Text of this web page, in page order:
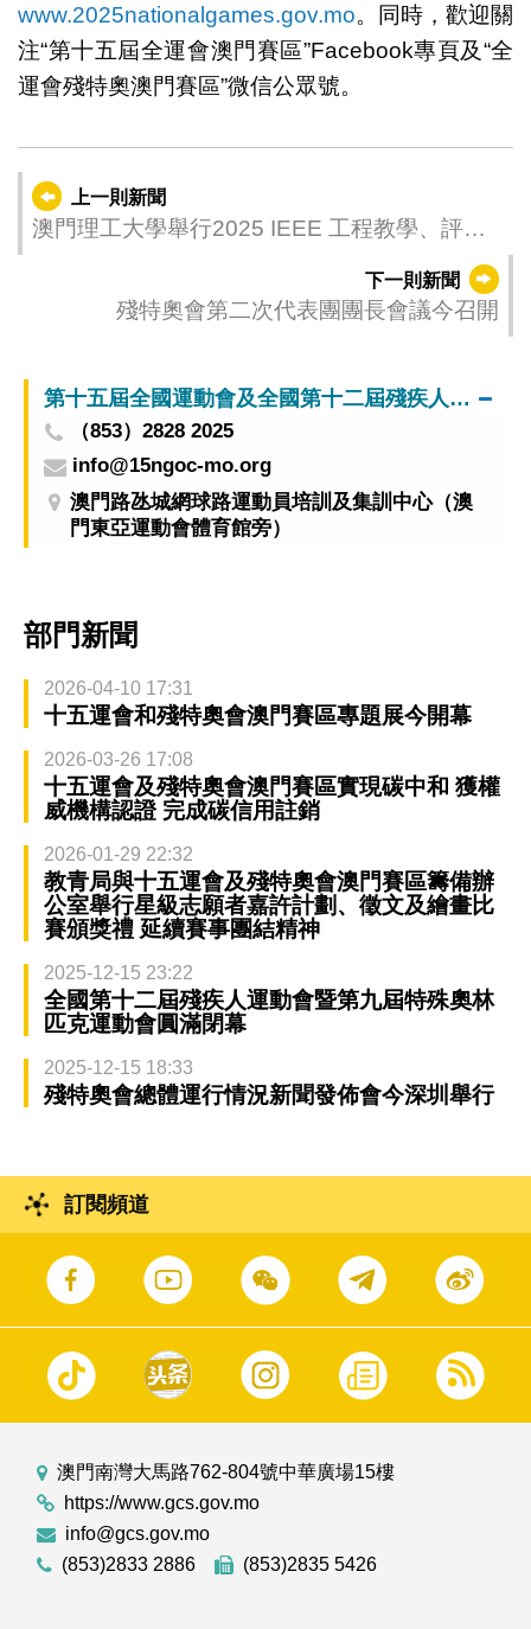
www.2025nationalgames.gov.mo。同時，歡迎關
注“第十五屆全運會澳門賽區”Facebook專頁及“全
運會殘特奧澳門賽區”微信公眾號。
上一則新聞
澳門理工大學舉行2025 IEEE 工程教學、評估
下一則新聞
殘特奧會第二次代表團團長會議今召開
第十五屆全國運動會及全國第十二屆殘疾人運動會暨第九屆特殊奧林匹克運動會澳門賽區籌備辦公室
（853）2828 2025
info@15ngoc-mo.org
澳門路氹城網球路運動員培訓及集訓中心（澳
門東亞運動會體育館旁）
部門新聞
2026-04-10 17:31
十五運會和殘特奧會澳門賽區專題展今開幕
2026-03-26 17:08
十五運會及殘特奧會澳門賽區實現碳中和 獲權
威機構認證 完成碳信用註銷
2026-01-29 22:32
教青局與十五運會及殘特奧會澳門賽區籌備辦
公室舉行星級志願者嘉許計劃、徵文及繪畫比
賽頒獎禮 延續賽事團結精神
2025-12-15 23:22
全國第十二屆殘疾人運動會暨第九屆特殊奧林
匹克運動會圓滿閉幕
2025-12-15 18:33
殘特奧會總體運行情況新聞發佈會今深圳舉行
訂閱頻道
澳門南灣大馬路762-804號中華廣場15樓
https://www.gcs.gov.mo
info@gcs.gov.mo
(853)2833 2886
(853)2835 5426